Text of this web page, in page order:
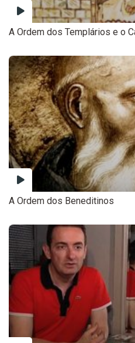
A Ordem dos Templários e o
A Ordem dos Beneditinos